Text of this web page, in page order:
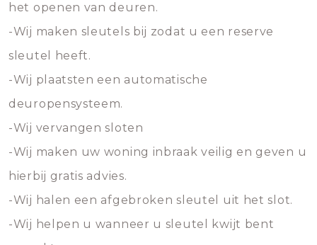
het openen van deuren.
-Wij maken sleutels bij zodat u een reserve
sleutel heeft.
-Wij plaatsten een automatische
deuropensysteem.
-Wij vervangen sloten
-Wij maken uw woning inbraak veilig en geven u
hierbij gratis advies.
-Wij halen een afgebroken sleutel uit het slot.
-Wij helpen u wanneer u sleutel kwijt bent